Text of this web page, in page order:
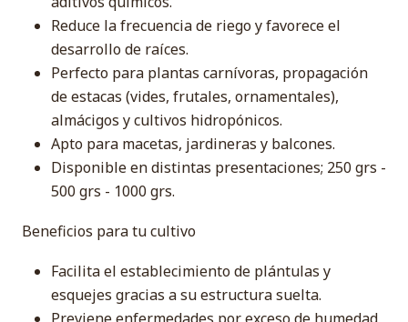
Reduce la frecuencia de riego y favorece el
desarrollo de raíces.
Perfecto para plantas carnívoras, propagación
de estacas (vides, frutales, ornamentales),
almácigos y cultivos hidropónicos.
Apto para macetas, jardineras y balcones.
Disponible en distintas presentaciones; 250 grs -
500 grs - 1000 grs.
Beneficios para tu cultivo
Facilita el establecimiento de plántulas y
esquejes gracias a su estructura suelta.